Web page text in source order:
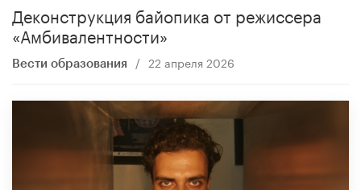
Деконструкция байопика от режиссера
«Амбивалентности»
Вести образования / 22 апреля 2026